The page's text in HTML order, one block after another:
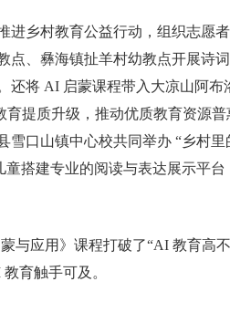
进乡村教育公益行动，组织志愿
点、彝海镇扯羊村幼教点开展诗
还将 AI 启蒙课程带入大凉山阿布
育提质升级，推动优质教育资源
雪口山镇中心校共同举办 “乡村
童搭建专业的阅读与表达展示平
与应用》课程打破了“AI 教育高
育触手可及。